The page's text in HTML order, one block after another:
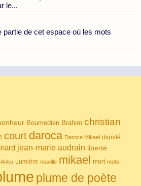
le...
partie de cet espace où les mots
Boumedien Brahim christian
court daroca Daroca Mikael dignité
jean-marie audrain liberté
Anku Lumière maville mikael mort mots
plume de poète